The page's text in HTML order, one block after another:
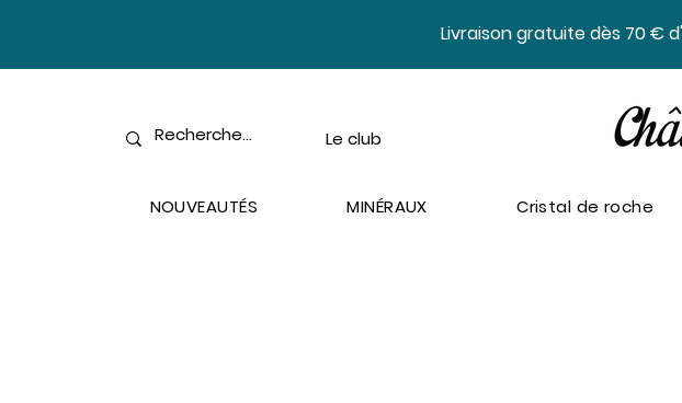
​Livraison gratuite dès 70 €
Le club
NOUVEAUTÉS MINÉRAUX Cristal de roche